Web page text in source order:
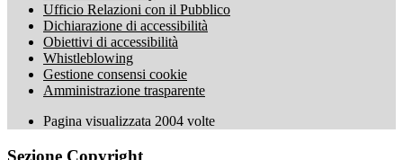
Ufficio Relazioni con il Pubblico
Dichiarazione di accessibilità
Obiettivi di accessibilità
Whistleblowing
Gestione consensi cookie
Amministrazione trasparente
Pagina visualizzata 2004 volte
Sezione Copyright